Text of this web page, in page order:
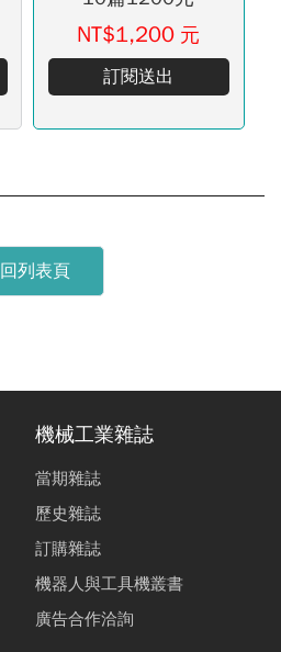
NT$1,200 元
訂閱送出
回列表頁
機械工業雜誌
當期雜誌
歷史雜誌
訂購雜誌
機器人與工具機叢書
廣告合作洽詢